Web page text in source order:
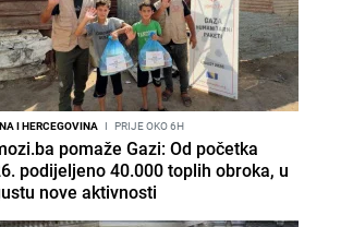
I HERCEGOVINA I PRIJE OKO 6H
pomaže Gazi: Od početka
podijeljeno 40.000 toplih obroka, u
nove aktivnosti